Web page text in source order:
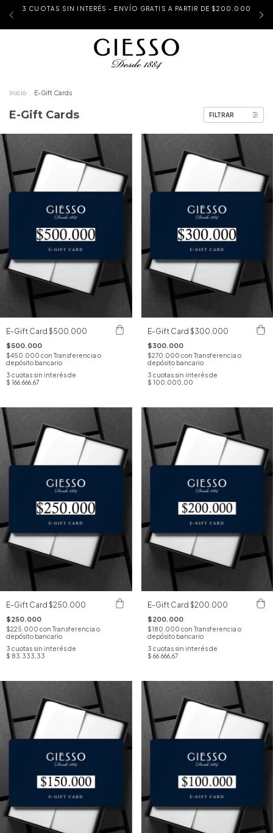
3 CUOTAS SIN INTERÉS - ENVÍO GRATIS A PARTIR DE $200.000
Inicio E-Gift Cards
E-Gift Cards FILTRAR
E-Gift Card $500.000
$500.000
$450.000 con Transferencia o
depósito bancario
3 cuotas sin interés de
$ 166.666,67
E-Gift Card $300.000
$300.000
$270.000 con Transferencia o
depósito bancario
3 cuotas sin interés de
$ 100.000,00
E-Gift Card $250.000
$250.000
$225.000 con Transferencia o
depósito bancario
3 cuotas sin interés de
$ 83.333,33
E-Gift Card $200.000
$200.000
$180.000 con Transferencia o
depósito bancario
3 cuotas sin interés de
$ 66.666,67